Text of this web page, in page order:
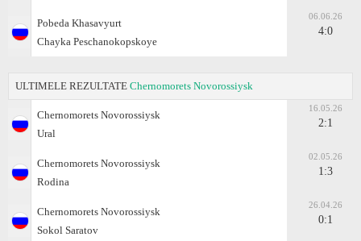
Pobeda Khasavyurt
Chayka Peschanokopskoye
06.06.26
4:0
ULTIMELE REZULTATE Chernomorets Novorossiysk
Chernomorets Novorossiysk
Ural
16.05.26
2:1
Chernomorets Novorossiysk
Rodina
02.05.26
1:3
Chernomorets Novorossiysk
Sokol Saratov
26.04.26
0:1